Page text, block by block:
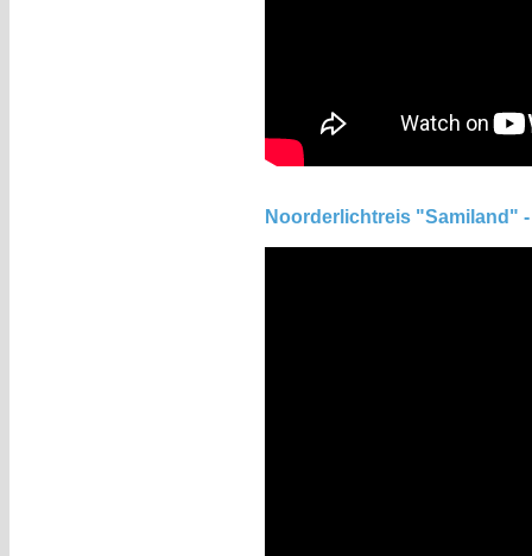
Noorderlichtreis "Samiland"